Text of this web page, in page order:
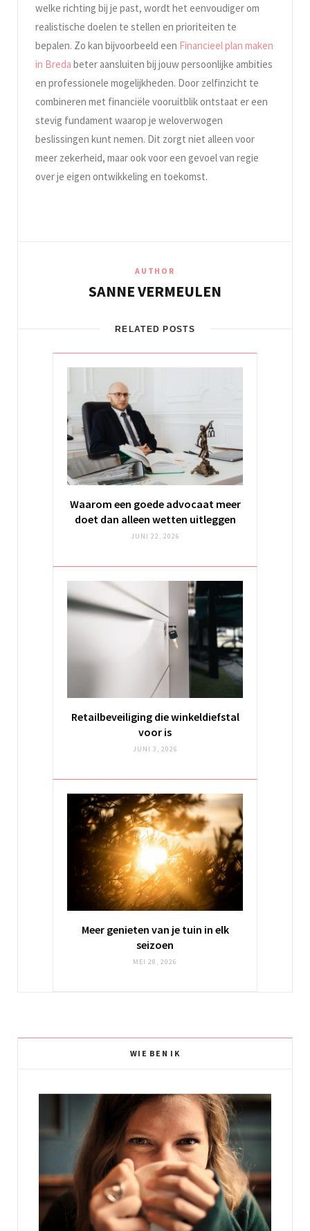
welke richting bij je past, wordt het eenvoudiger om
realistische doelen te stellen en prioriteiten te
bepalen. Zo kan bijvoorbeeld een Financieel plan maken
in Breda beter aansluiten bij jouw persoonlijke ambities
en professionele mogelijkheden. Door zelfinzicht te
combineren met financiële vooruitblik ontstaat er een
stevig fundament waarop je weloverwogen
beslissingen kunt nemen. Dit zorgt niet alleen voor
meer zekerheid, maar ook voor een gevoel van regie
over je eigen ontwikkeling en toekomst.
AUTHOR
SANNE VERMEULEN
RELATED POSTS
Waarom een goede advocaat meer
doet dan alleen wetten uitleggen
JUNI 22, 2026
Retailbeveiliging die winkeldiefstal
voor is
JUNI 3, 2026
Meer genieten van je tuin in elk
seizoen
MEI 28, 2026
WIE BEN IK